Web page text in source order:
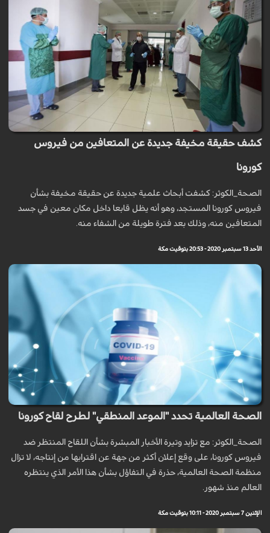
كشف حقيقة مخيفة جديدة عن المتعافين من فيروس
كورونا
الصحة_الكوثر: كشفت أبحاث علمية جديدة عن حقيقة مخيفة بشأن
فيروس كورونا المستجد، وهو أنه يظل قابعا داخل مكان معين في جسد
المتعافين منه، وذلك بعد فترة طويلة من الشفاء منه.
الأحد 13 سبتمبر 2020 - 20:53 بتوقيت مكة
الصحة العالمية تحدد "الموعد المنطقي" لطرح لقاح كورونا
الصحة_الكوثر: مع تزايد وتيرة الأخبار المبشرة بشأن اللقاح المنتظر ضد
فيروس كورونا، على وقع إعلان أكثر من جهة عن اقترابها من إنتاجه، لا تزال
منظمة الصحة العالمية، حذرة في التفاؤل بشأن هذا الأمر الذي ينتظره
العالم منذ شهور.
الإثنين 7 سبتمبر 2020 - 10:11 بتوقيت مكة